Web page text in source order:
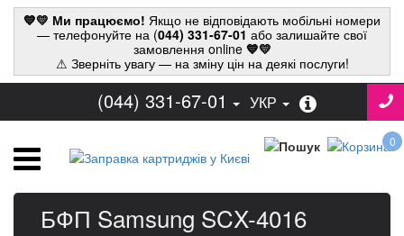
💙💛 Ми працюємо! Якщо не відповідають мобільні номери
— телефонуйте на (044) 331-67-01 або залишайте свої
замовлення online💙💛
⚠ Зверніть увагу — на зміну цін на деякі послуги!
(044) 331-67-01 УКР
0
БФП Samsung SCX-4016